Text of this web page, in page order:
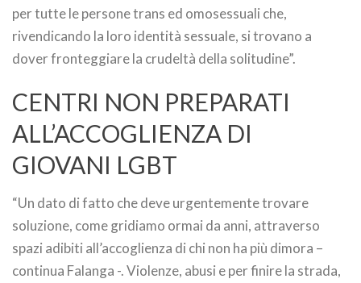
per tutte le persone trans ed omosessuali che,
rivendicando la loro identità sessuale, si trovano a
dover fronteggiare la crudeltà della solitudine”.
CENTRI NON PREPARATI
ALL’ACCOGLIENZA DI
GIOVANI LGBT
“Un dato di fatto che deve urgentemente trovare
soluzione, come gridiamo ormai da anni, attraverso
spazi adibiti all’accoglienza di chi non ha più dimora –
continua Falanga -. Violenze, abusi e per finire la strada,